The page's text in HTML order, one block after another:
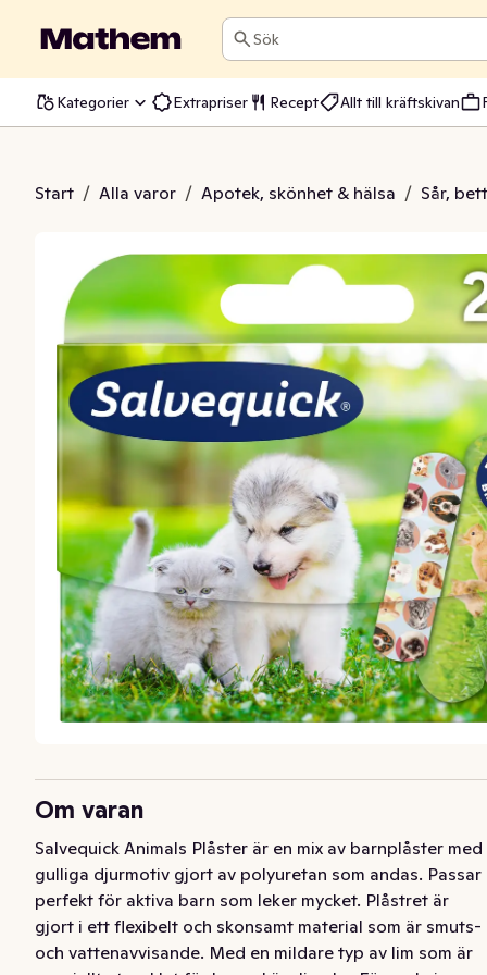
Sök
Kategorier Extrapriser Recept Allt till kräftskivan
Start / Alla varor / Apotek, skönhet & hälsa / Sår,
Animal Planet
Om varan
Salvequick Animals Plåster är en mix av barnplåster med
gulliga djurmotiv gjort av polyuretan som andas. Passar
perfekt för aktiva barn som leker mycket. Plåstret är
gjort i ett flexibelt och skonsamt material som är smuts-
och vattenavvisande. Med en mildare typ av lim som är